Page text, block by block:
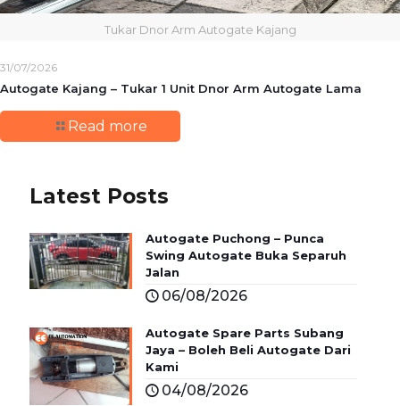
Tukar Dnor Arm Autogate Kajang
31/07/2026
Autogate Kajang – Tukar 1 Unit Dnor Arm Autogate Lama
Read more
Latest Posts
Autogate Puchong – Punca
Swing Autogate Buka Separuh
Jalan
06/08/2026
Autogate Spare Parts Subang
Jaya – Boleh Beli Autogate Dari
Kami
04/08/2026